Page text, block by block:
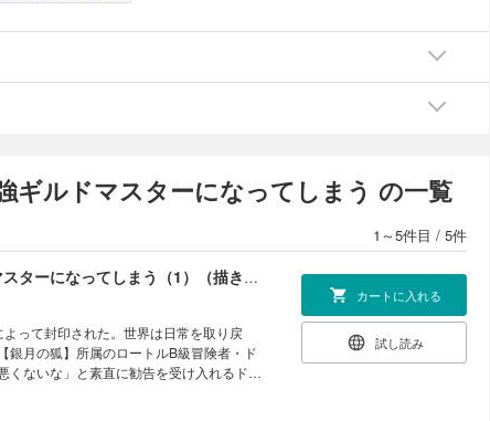
ギルドマスターになってしまう の一覧
1～5件目 / 5件
【合本版】引退したおっさん冒険者、再雇用で最強ギルドマスターになってしまう（1）（描き下ろしおまけ付き）
って封印された。世界は日常を取り戻
銀月の狐】所属のロートルB級冒険者・ド
くないな」と素直に勧告を受け入れるドノ
カートに入れる
試し読み